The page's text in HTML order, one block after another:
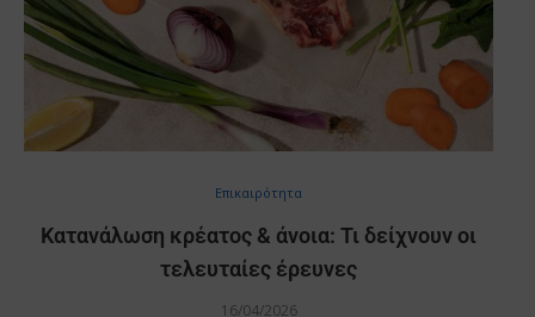
Επικαιρότητα
Κατανάλωση κρέατος & άνοια: Τι δείχνουν οι
τελευταίες έρευνες
16/04/2026